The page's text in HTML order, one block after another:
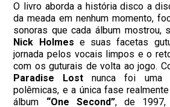
O livro aborda a história disco a
da meada em nenhum momento,
sonoras que cada álbum mostrou,
Nick Holmes e suas facetas
jornada pelos vocais limpos e o
com os guturais de volta ao jogo.
Paradise Lostnunca foi uma
polêmicas, e a única fase
álbum “One Second”, de 1997,